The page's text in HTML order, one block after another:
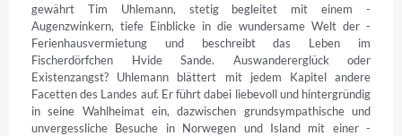
gewährt Tim Uhlemann, stetig begleitet mit ­einem ­
Augenzwinkern, tiefe Einblicke in die wundersame Welt der ­
Ferienhausvermietung und beschreibt das Leben im
Fischerdörfchen Hvide Sande. Auswandererglück oder
Existenzangst? Uhlemann blättert mit jedem Kapitel ­andere
Facetten des Landes auf. Er führt dabei liebevoll und ­hintergründig
in seine Wahl­heimat ein, ­dazwischen ­grundsympathische und
unvergessliche Besuche in ­Norwegen und Island mit einer ­